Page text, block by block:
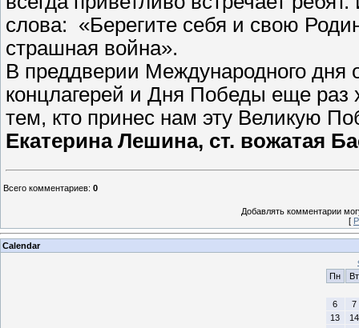
слова: «Берегите себя и свою
страшная война».
В преддверии Международного дня
концлагерей и Дня Победы еще раз
тем, кто принес нам эту Великую
Екатерина Лешина, ст. вожатая
Всего комментариев: 0
Добавлять комментарии
[
Calendar
Пн
Вт
6
7
13
14